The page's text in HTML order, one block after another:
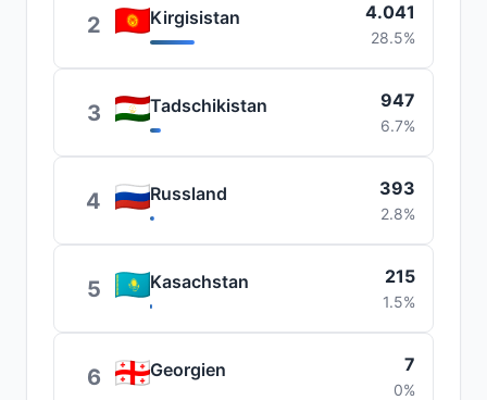
2 Kirgisistan 4.041
28.5%
3 Tadschikistan 947
6.7%
4 Russland 393
2.8%
5 Kasachstan 215
1.5%
6 Georgien 7
0%